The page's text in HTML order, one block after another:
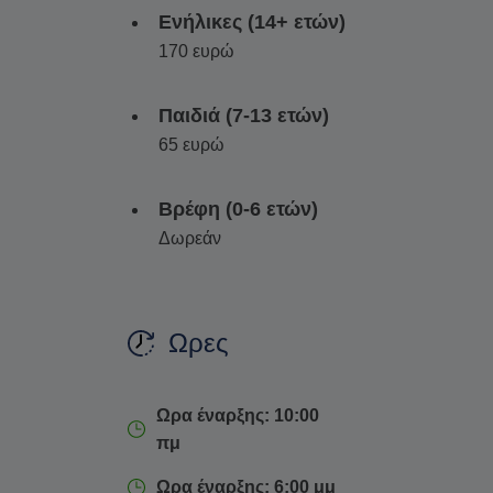
καθαρή, καλλιτεχνική και γεμάτη ατμόσφαιρα.
που αποτυπώνουν τόσο την ομορφιά της
Ενήλικες (14+ ετών)
170 ευρώ
Παιδιά (7-13 ετών)
65 ευρώ
Βρέφη (0-6 ετών)
Δωρεάν
Ωρες
Ωρα έναρξης: 10:00
πμ
Ωρα έναρξης: 6:00 μμ